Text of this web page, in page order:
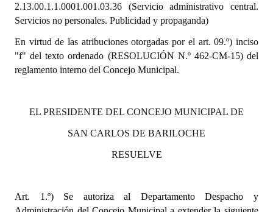
DOCUMENTOS
Proyectos Presentados
Actas de Sesión
Informes de Unidad Coordinadora
Ejecución Presupuestaria
2.13.00.1.1.0001.001.03.36 (Servicio administrativo central.
Servicios no personales. Publicidad y propaganda)
En virtud de las atribuciones otorgadas por el art. 09.º) inciso
"f" del texto ordenado (RESOLUCIÓN N.º 462-CM-15) del
reglamento interno del Concejo Municipal.
EL PRESIDENTE DEL CONCEJO MUNICIPAL DE
SAN CARLOS DE BARILOCHE
RESUELVE
Art. 1.º) Se autoriza al Departamento Despacho y